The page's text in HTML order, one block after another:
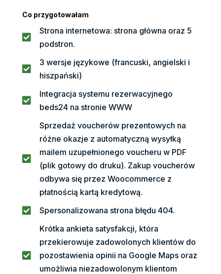
Co przygotowałam

Strona internetowa: strona główna oraz 5
podstron.

3 wersje językowe (francuski, angielski i
hiszpański)

Integracja systemu rezerwacyjnego
beds24 na stronie WWW

Sprzedaż voucherów prezentowych na
różne okazje z automatyczną wysyłką
mailem uzupełnionego voucheru w PDF
(plik gotowy do druku). Zakup voucherów
odbywa się przez Woocommerce z
płatnością kartą kredytową.
 Spersonalizowana strona błędu 404.

Krótka ankieta satysfakcji, która
przekierowuje zadowolonych klientów do
pozostawienia opinii na Google Maps oraz
umożliwia niezadowolonym klientom